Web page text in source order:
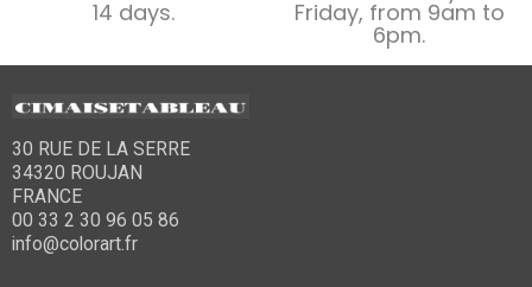
14 days. Friday, from 9am to
6pm.
30 RUE DE LA SERRE
34320 ROUJAN
FRANCE
00 33 2 30 96 05 86
info@colorart.fr